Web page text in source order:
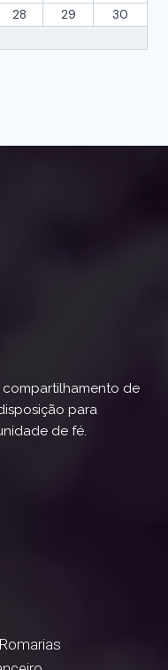
28 29
30
compartilhamento de
para
de fé.